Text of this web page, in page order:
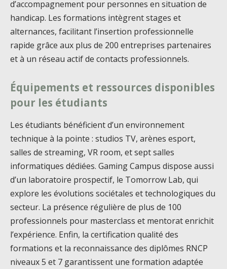
d’accompagnement pour personnes en situation de
handicap. Les formations intègrent stages et
alternances, facilitant l’insertion professionnelle
rapide grâce aux plus de 200 entreprises partenaires
et à un réseau actif de contacts professionnels.
Équipements et ressources disponibles
pour les étudiants
Les étudiants bénéficient d’un environnement
technique à la pointe : studios TV, arènes esport,
salles de streaming, VR room, et sept salles
informatiques dédiées. Gaming Campus dispose aussi
d’un laboratoire prospectif, le Tomorrow Lab, qui
explore les évolutions sociétales et technologiques du
secteur. La présence régulière de plus de 100
professionnels pour masterclass et mentorat enrichit
l’expérience. Enfin, la certification qualité des
formations et la reconnaissance des diplômes RNCP
niveaux 5 et 7 garantissent une formation adaptée